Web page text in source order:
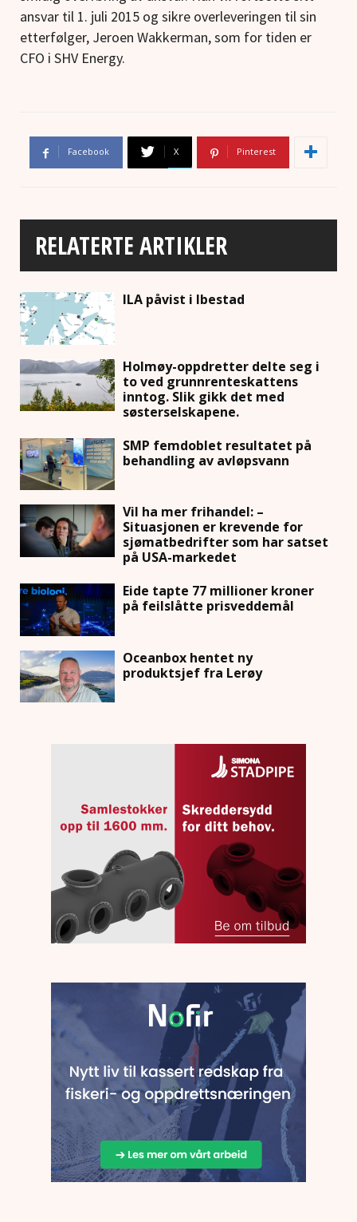
ansvar til 1. juli 2015 og sikre overleveringen til sin
etterfølger, Jeroen Wakkerman, som for tiden er
CFO i SHV Energy.
Facebook X Pinterest
RELATERTE ARTIKLER
ILA påvist i Ibestad
Holmøy-oppdretter delte seg i
to ved grunnrenteskattens
inntog. Slik gikk det med
søsterselskapene.
SMP femdoblet resultatet på
behandling av avløpsvann
Vil ha mer frihandel: –
Situasjonen er krevende for
sjømatbedrifter som har satset
på USA-markedet
Eide tapte 77 millioner kroner
på feilslåtte prisveddemål
Oceanbox hentet ny
produktsjef fra Lerøy